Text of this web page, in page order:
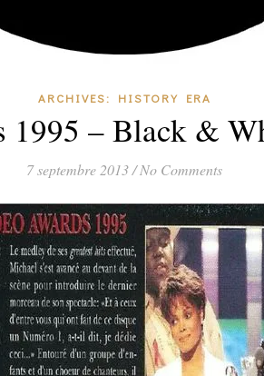
ARCHIVES: HISTORY ERA
– Black &
7 septembre 2013/ No Comments